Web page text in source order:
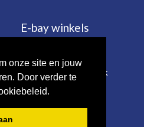
onze site en jouw
Door verder te
E-bay winkels
e-bay.de e-bay.co.uk